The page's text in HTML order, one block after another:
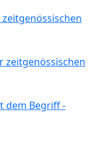
zeitgenössischen
dem Begriff -